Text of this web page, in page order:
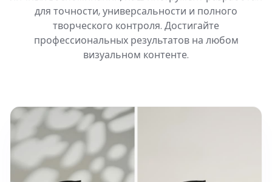
для точности, универсальности и полного
творческого контроля. Достигайте
профессиональных результатов на любом
визуальном контенте.